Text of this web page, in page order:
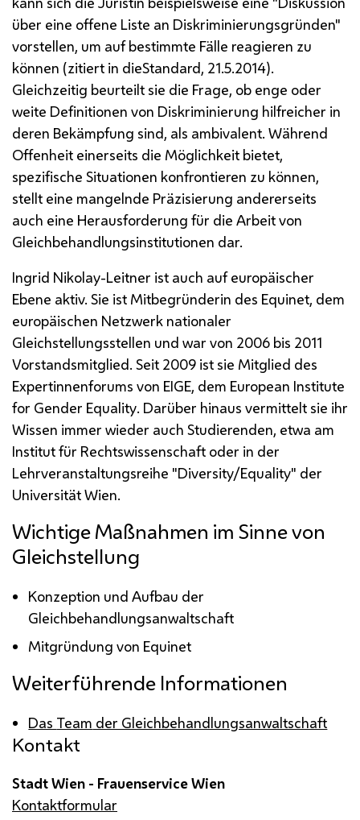
über eine offene Liste an Diskriminierungsgründen"
vorstellen, um auf bestimmte Fälle reagieren zu
können (zitiert in dieStandard, 21.5.2014).
Gleichzeitig beurteilt sie die Frage, ob enge oder
weite Definitionen von Diskriminierung hilfreicher in
deren Bekämpfung sind, als ambivalent. Während
Offenheit einerseits die Möglichkeit bietet,
spezifische Situationen konfrontieren zu können,
stellt eine mangelnde Präzisierung andererseits
auch eine Herausforderung für die Arbeit von
Gleichbehandlungsinstitutionen dar.
Ingrid Nikolay-Leitner ist auch auf europäischer
Ebene aktiv. Sie ist Mitbegründerin des Equinet, dem
europäischen Netzwerk nationaler
Gleichstellungsstellen und war von 2006 bis 2011
Vorstandsmitglied. Seit 2009 ist sie Mitglied des
Expertinnenforums von EIGE, dem European Institute
for Gender Equality. Darüber hinaus vermittelt sie ihr
Wissen immer wieder auch Studierenden, etwa am
Institut für Rechtswissenschaft oder in der
Lehrveranstaltungsreihe "Diversity/Equality" der
Universität Wien.
Wichtige Maßnahmen im Sinne von
Gleichstellung
Konzeption und Aufbau der
Gleichbehandlungsanwaltschaft
Mitgründung von Equinet
Weiterführende Informationen
Das Team der Gleichbehandlungsanwaltschaft
Kontakt
Stadt Wien - Frauenservice Wien
Kontaktformular